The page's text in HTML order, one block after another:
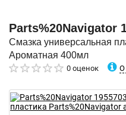
Parts%20Navigator
Смазка универсальная
Ароматная 400мл
0 оценок О